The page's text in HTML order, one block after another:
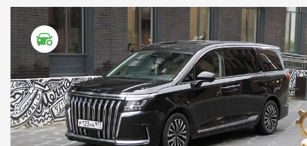
ТЕСТ ДРАЙВ